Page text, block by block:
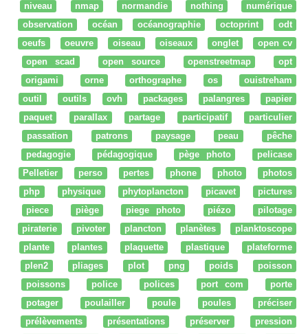
niveau
nmap normandie nothing
numérique
observation
océan océanographie octoprint
odt
oeufs
oeuvre oiseau oiseaux onglet
open cv
open scad
open source openstreetmap
opt
origami
orne orthographe os
ouistreham
outil
outils ovh packages palangres
papier
paquet
parallax partage participatif
particulier
passation
patrons paysage peau
pêche
pedagogie
pédagogique pège photo
pelicase
Pelletier
perso pertes phone photo
photos
php
physique phytoplancton picavet
pictures
piece
piège piege photo piézo
pilotage
piraterie
pivoter plancton planètes
planktoscope
plante
plantes plaquette plastique
plateforme
plen2
pliages plot png poids
poisson
poissons
police polices port com
porte
potager
poulailler poule poules
préciser
prélèvements
présentations préserver
pression